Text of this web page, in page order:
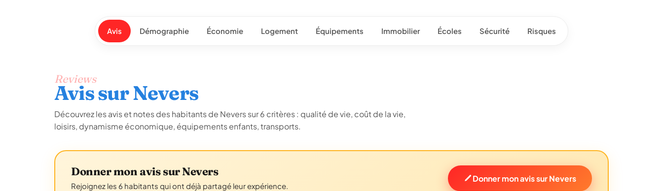
Avis Démographie Économie Logement Équipements Immobilier Écoles Sécurité Risques
Reviews
Avis sur Nevers
Découvrez les avis et notes des habitants de Nevers sur 6 critères : qualité de vie, coût de la vie,
loisirs, dynamisme économique, équipements enfants, transports.
Donner mon avis sur Nevers
Rejoignez les 6 habitants qui ont déjà partagé leur expérience.
Donner mon avis sur Nevers